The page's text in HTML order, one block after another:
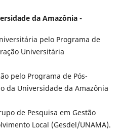
da Amazônia -
pelo Programa de
Universitária
pelo Programa de Pós-
da Universidade da Amazônia
de Pesquisa em Gestão
Local (Gesdel/UNAMA).